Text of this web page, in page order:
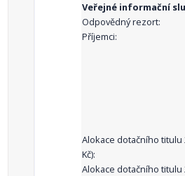
Veřejné informační
Odpovědný rezort:
Příjemci:
Alokace dotačního titulu
Kč):
Alokace dotačního titulu